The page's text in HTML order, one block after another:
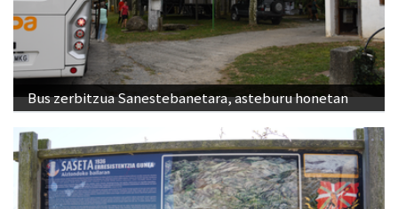
Bus zerbitzua Sanestebanetara, asteburu honetan